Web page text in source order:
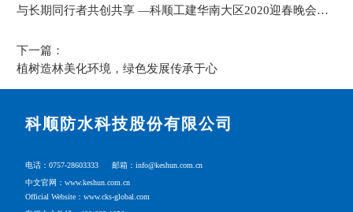
与长期同行者共创共享 —科顺工建华南大区2020迎春晚会圆
下一篇：
植树造林美化环境，绿色发展传承于心
科顺防水科技股份有限公司
电话：0757-28603333
邮箱：info@keshun.com.cn
中文官网：www.keshun.com.cn
Official Website：www.cks-global.com